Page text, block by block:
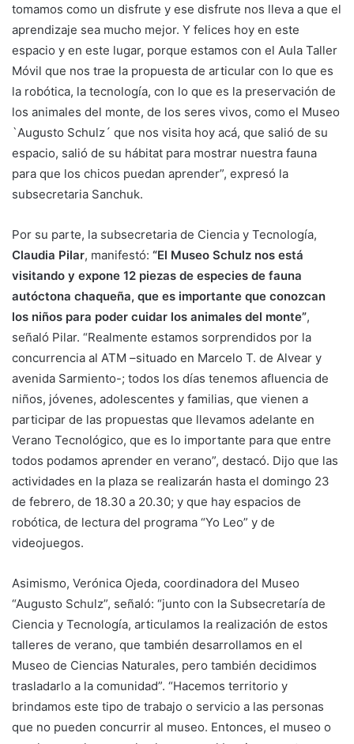
tomamos como un disfrute y ese disfrute nos lleva a que el
aprendizaje sea mucho mejor. Y felices hoy en este
espacio y en este lugar, porque estamos con el Aula Taller
Móvil que nos trae la propuesta de articular con lo que es
la robótica, la tecnología, con lo que es la preservación de
los animales del monte, de los seres vivos, como el Museo
`Augusto Schulz´ que nos visita hoy acá, que salió de su
espacio, salió de su hábitat para mostrar nuestra fauna
para que los chicos puedan aprender”, expresó la
subsecretaria Sanchuk.
Por su parte, la subsecretaria de Ciencia y Tecnología,
Claudia Pilar, manifestó: “El Museo Schulz nos está
visitando y expone 12 piezas de especies de fauna
autóctona chaqueña, que es importante que conozcan
los niños para poder cuidar los animales del monte”,
señaló Pilar. “Realmente estamos sorprendidos por la
concurrencia al ATM –situado en Marcelo T. de Alvear y
avenida Sarmiento-; todos los días tenemos afluencia de
niños, jóvenes, adolescentes y familias, que vienen a
participar de las propuestas que llevamos adelante en
Verano Tecnológico, que es lo importante para que entre
todos podamos aprender en verano”, destacó. Dijo que las
actividades en la plaza se realizarán hasta el domingo 23
de febrero, de 18.30 a 20.30; y que hay espacios de
robótica, de lectura del programa “Yo Leo” y de
videojuegos.
Asimismo, Verónica Ojeda, coordinadora del Museo
“Augusto Schulz”, señaló: “junto con la Subsecretaría de
Ciencia y Tecnología, articulamos la realización de estos
talleres de verano, que también desarrollamos en el
Museo de Ciencias Naturales, pero también decidimos
trasladarlo a la comunidad”. “Hacemos territorio y
brindamos este tipo de trabajo o servicio a las personas
que no pueden concurrir al museo. Entonces, el museo o